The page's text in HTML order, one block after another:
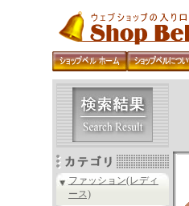
ファッション(レディ
ース)